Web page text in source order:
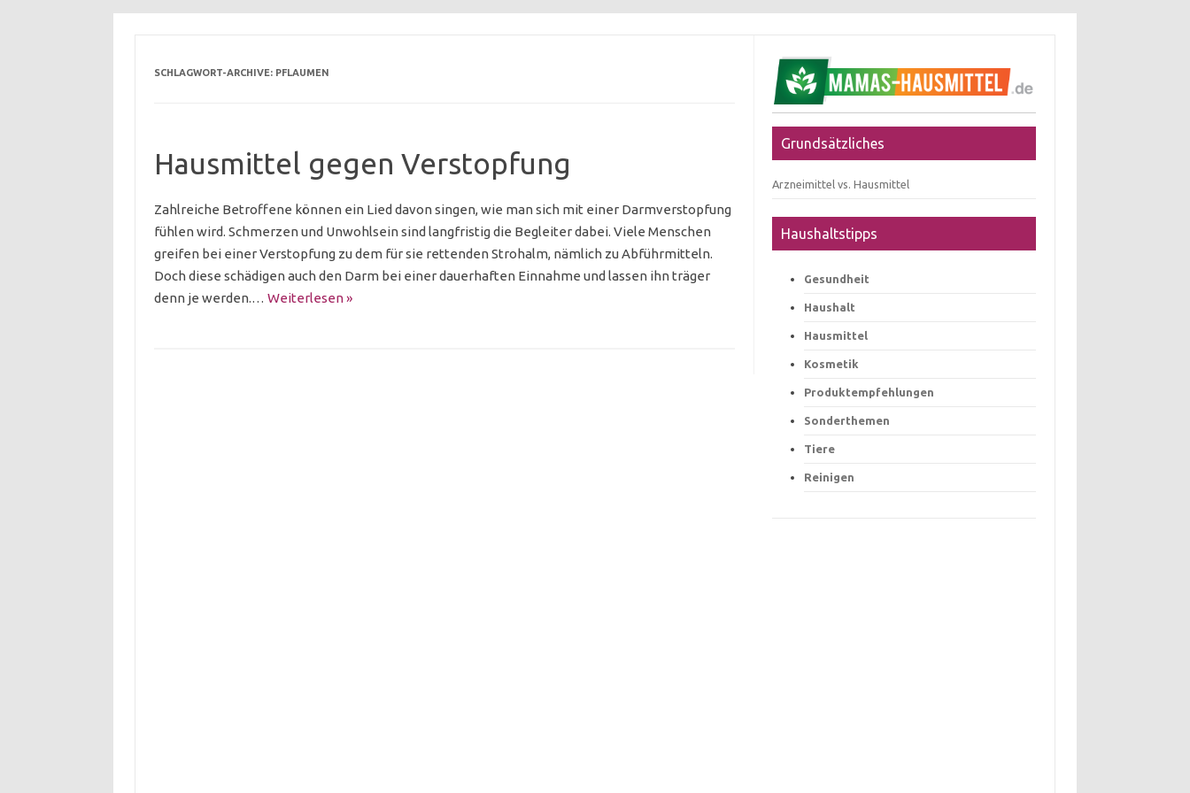
SCHLAGWORT-ARCHIVE: PFLAUMEN
Hausmittel gegen Verstopfung
Zahlreiche Betroffene können ein Lied davon singen, wie man sich mit einer Darmverstopfung
fühlen wird. Schmerzen und Unwohlsein sind langfristig die Begleiter dabei. Viele Menschen
greifen bei einer Verstopfung zu dem für sie rettenden Strohalm, nämlich zu Abführmitteln.
Doch diese schädigen auch den Darm bei einer dauerhaften Einnahme und lassen ihn träger
denn je werden.… Weiterlesen »
Grundsätzliches
Arzneimittel vs. Hausmittel
Haushaltstipps
Gesundheit
Haushalt
Hausmittel
Kosmetik
Produktempfehlungen
Sonderthemen
Tiere
Reinigen